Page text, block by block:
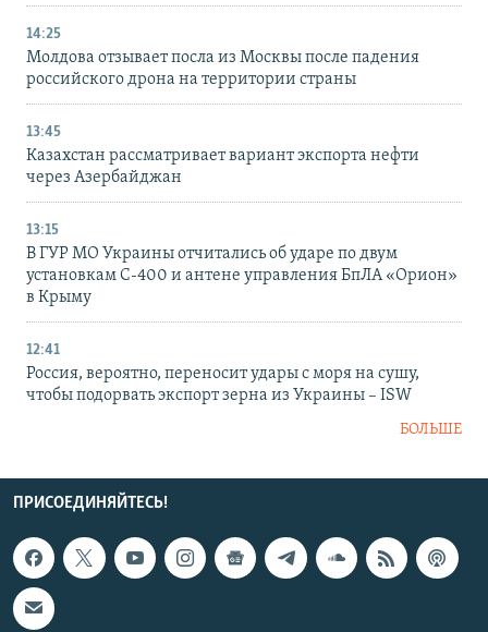
14:25
Молдова отзывает посла из Москвы после падения
российского дрона на территории страны
13:45
Казахстан рассматривает вариант экспорта нефти
через Азербайджан
13:15
В ГУР МО Украины отчитались об ударе по двум
установкам С-400 и антене управления БпЛА «Орион»
в Крыму
12:41
Россия, вероятно, переносит удары с моря на сушу,
чтобы подорвать экспорт зерна из Украины – ISW
БОЛЬШЕ
ПРИСОЕДИНЯЙТЕСЬ!